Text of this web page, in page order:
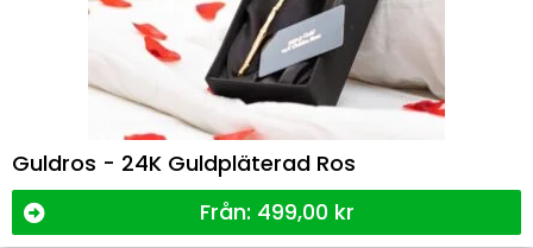
Guldros - 24K Guldpläterad Ros
Från: 499,00 kr